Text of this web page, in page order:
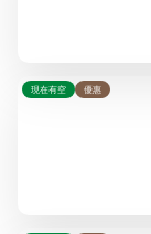
現在有空 優惠